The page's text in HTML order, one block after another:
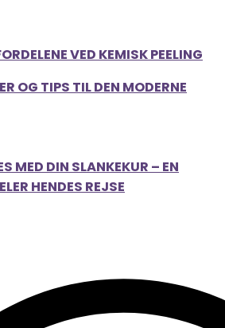
VED KEMISK PEELING
OG TIPS TIL DEN MODERNE
MED DIN SLANKEKUR – EN
HENDES REJSE